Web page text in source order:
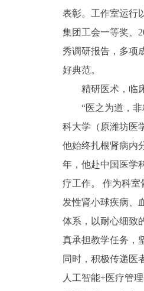
表彰。工作室运行
集团工会一等奖、
秀调研报告，多项
好典范。
精研医术，临
“医之为道，
科大学（原潍坊医
他始终扎根肾病内
年，他赴中国医学
疗工作。 作为科室
发性肾小球疾病、
体系，以耐心细致
真承担教学任务，
同时，积极传递医
人工智能+医疗管